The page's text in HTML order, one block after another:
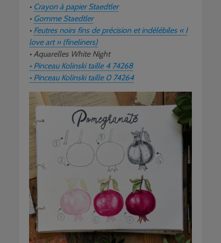
• Crayon à papier Staedtler
• Gomme Staedtler
• Feutres noirs fins de précision et indélébiles « I
love art » (fineliners)
• Aquarelles White Night
• Pinceau Kolinski taille 4 74268
• Pinceau Kolinski taille 0 74264